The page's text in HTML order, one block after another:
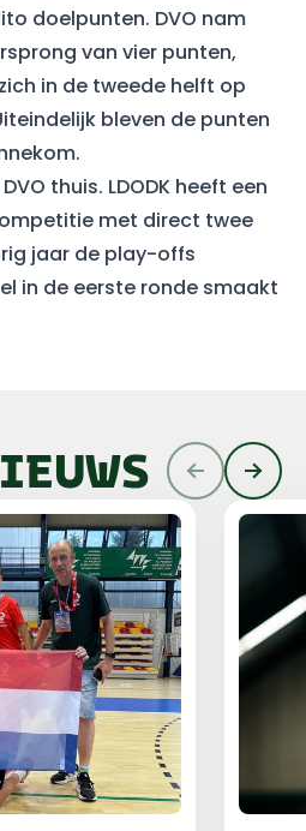
doelpunten. DVO nam
van vier punten,
in de tweede helft op
bleven de punten
thuis. LDODK heeft een
met direct twee
jaar de play-offs
in de eerste ronde smaakt